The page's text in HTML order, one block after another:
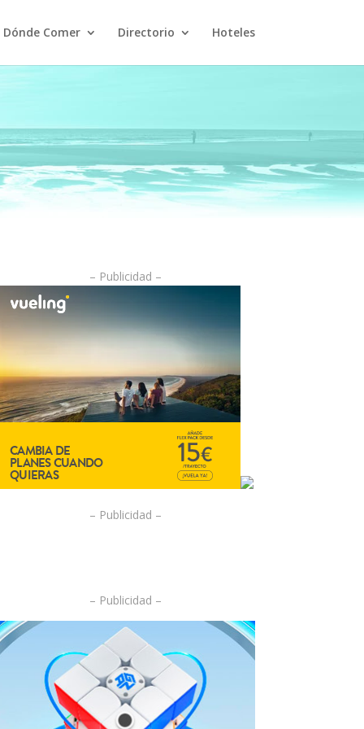
Dónde Comer Directorio Hoteles
– Publicidad –
– Publicidad –
– Publicidad –